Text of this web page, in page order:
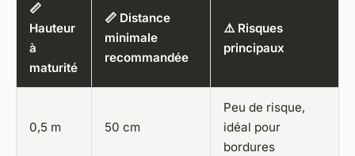
📏
Hauteur
à
maturité
📏 Distance
minimale
recommandée
⚠️ Risques
principaux
0,5 m 50 cm
Peu de risque,
idéal pour
bordures